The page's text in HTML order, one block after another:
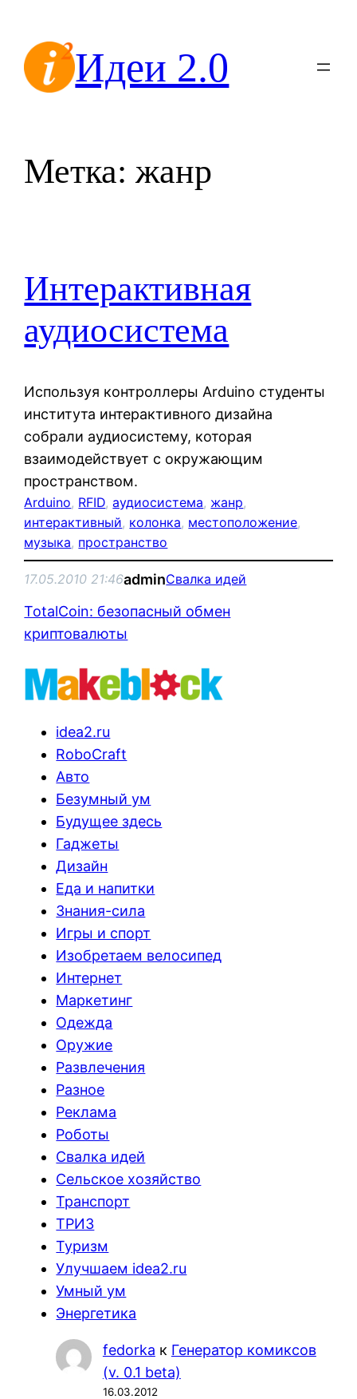
содержимомуИдеи 2.0
Метка:жанр
Интерактивная
аудиосистема
Используя контроллеры Arduino студенты
института интерактивного дизайна
собрали аудиосистему, которая
взаимодействует с окружающим
пространством.
Arduino, RFID, аудиосистема, жанр
интерактивный, колонка, местоположение
музыка, пространство
17.05.2010 21:46adminСвалка идей
TotalCoin: безопасный обмен
криптовалюты
idea2.ru
RoboCraft
Авто
Безумный ум
Будущее здесь
Гаджеты
Дизайн
Еда и напитки
Знания-сила
Игры и спорт
Изобретаем велосипед
Интернет
Маркетинг
Одежда
Оружие
Развлечения
Разное
Реклама
Роботы
Свалка идей
Сельское хозяйство
Транспорт
ТРИЗ
Туризм
Улучшаем idea2.ru
Умный ум
Энергетика
fedorka к Генератор комиксов
(v. 0.1 beta)
16.03.2012